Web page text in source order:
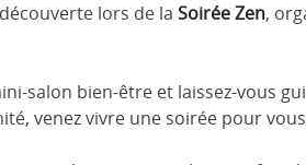
lors de la Soirée Zen,
salon bien-être et laissez-vous
venez vivre une soirée pour